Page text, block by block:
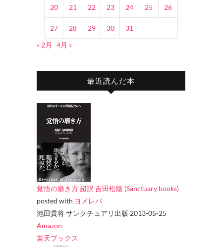
20 21 22 23 24 25 26
27 28 29 30
31
« 2月
4月 »
最近読んだ本
覚悟の磨き方 超訳 吉田松陰 (Sanctuary books)
posted with ヨメレバ
池田貴将 サンクチュアリ出版 2013-05-25
Amazon
楽天ブックス